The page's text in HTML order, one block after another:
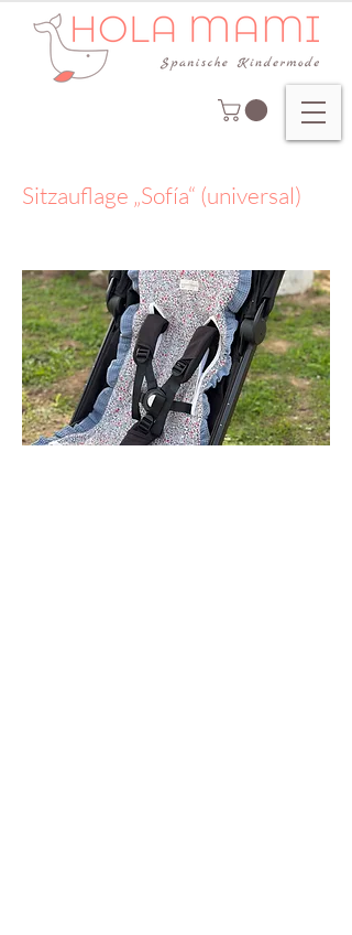
Sitzauflage „Sofía“ (universal)